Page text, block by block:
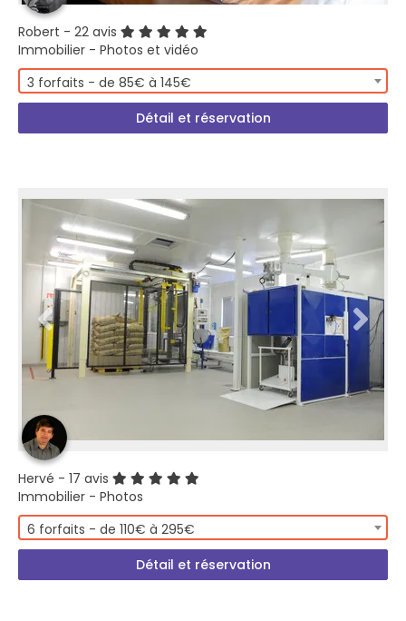
Robert - 22 avis
Immobilier - Photos et vidéo
3 forfaits - de 85€ à 145€
Détail et réservation
Hervé - 17 avis
Immobilier - Photos
6 forfaits - de 110€ à 295€
Détail et réservation